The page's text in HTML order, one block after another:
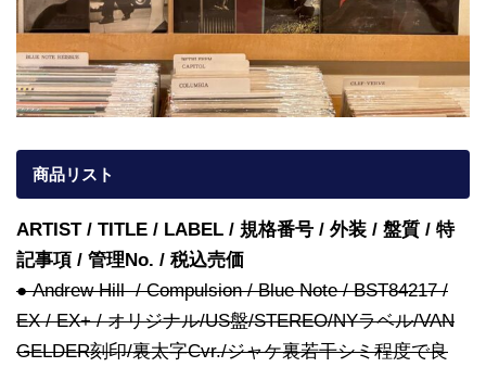
商品リスト
ARTIST / TITLE / LABEL / 規格番号 / 外装 / 盤質 / 特
記事項 / 管理No. / 税込売価
● Andrew Hill / Compulsion / Blue Note / BST84217 /
EX / EX+ / オリジナル/US盤/STEREO/NYラベル/VAN
GELDER刻印/裏太字Cvr./ジャケ裏若干シミ程度で良